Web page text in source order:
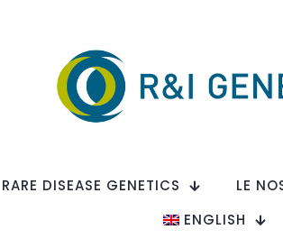
DISEASE GENETICS LE
ENGLISH